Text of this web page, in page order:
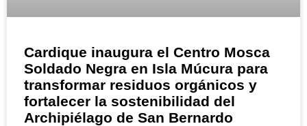
Cardique inaugura el Centro Mosca
Soldado Negra en Isla Múcura para
transformar residuos orgánicos y
fortalecer la sostenibilidad del
Archipiélago de San Bernardo